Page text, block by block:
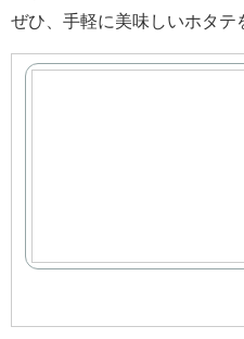
ぜひ、手軽に美味しいホタテ